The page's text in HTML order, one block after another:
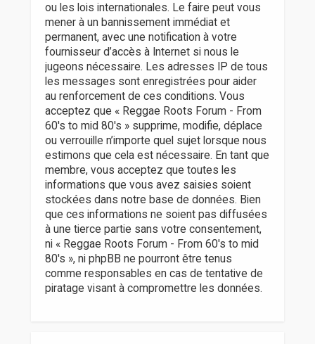
ou les lois internationales. Le faire peut vous
mener à un bannissement immédiat et
permanent, avec une notification à votre
fournisseur d’accès à Internet si nous le
jugeons nécessaire. Les adresses IP de tous
les messages sont enregistrées pour aider
au renforcement de ces conditions. Vous
acceptez que « Reggae Roots Forum - From
60's to mid 80's » supprime, modifie, déplace
ou verrouille n’importe quel sujet lorsque nous
estimons que cela est nécessaire. En tant que
membre, vous acceptez que toutes les
informations que vous avez saisies soient
stockées dans notre base de données. Bien
que ces informations ne soient pas diffusées
à une tierce partie sans votre consentement,
ni « Reggae Roots Forum - From 60's to mid
80's », ni phpBB ne pourront être tenus
comme responsables en cas de tentative de
piratage visant à compromettre les données.